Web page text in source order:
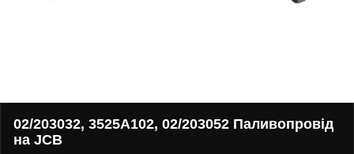
02/203032, 3525A102, 02/203052 Паливопровід
на JCB